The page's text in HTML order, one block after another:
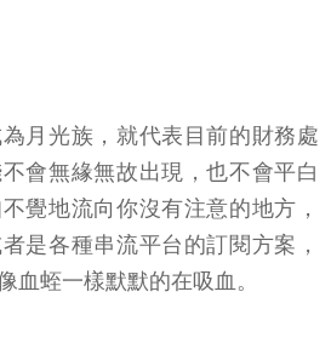
月光族，就代表目前的財務處
會無緣無故出現，也不會平白
覺地流向你沒有注意的地方，
是各種串流平台的訂閱方案，
血蛭一樣默默的在吸血。